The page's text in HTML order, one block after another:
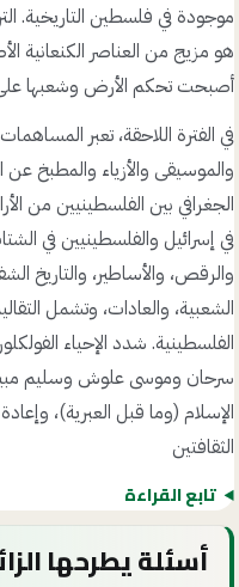
موجودة في فلسطين التاريخية.
هو مزيج من العناصر الكنعانية
أصبحت تحكم الأرض وشعبها
في الفترة اللاحقة، تعبر
والموسيقى والأزياء والمطبخ
الجغرافي بين الفلسطينيين من
في إسرائيل والفلسطينيين في
والرقص، والأساطير، والتاريخ
الشعبية، والعادات، وتشمل
الفلسطينية. شدد الإحياء
سرحان وموسى علوش وسليم
الإسلام (وما قبل العبرية)،
الثقافتين
تابع القراءة
أسئلة يطرحها